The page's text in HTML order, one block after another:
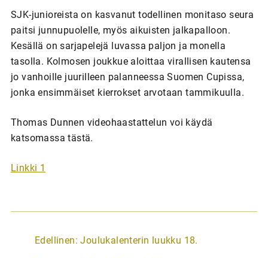
SJK-junioreista on kasvanut todellinen monitaso seura
paitsi junnupuolelle, myös aikuisten jalkapalloon.
Kesällä on sarjapelejä luvassa paljon ja monella
tasolla. Kolmosen joukkue aloittaa virallisen kautensa
jo vanhoille juurilleen palanneessa Suomen Cupissa,
jonka ensimmäiset kierrokset arvotaan tammikuulla.
Thomas Dunnen videohaastattelun voi käydä
katsomassa tästä.
Linkki 1
A
Edellinen: Joulukalenterin luukku 18.